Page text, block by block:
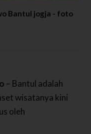
Bantul jogja - foto
– Bantul adalah
wisatanya kini
oleh